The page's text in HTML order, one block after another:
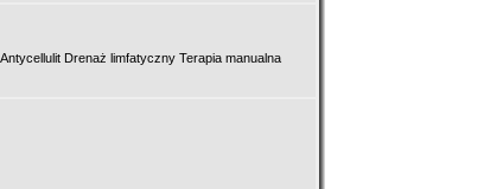
Drenaż limfatyczny Terapia manualna